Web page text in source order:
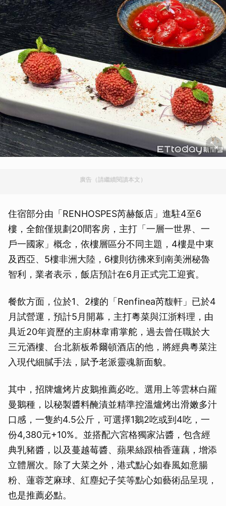
廣告（請繼續閱讀本文）
住宿部分由「RENHOSPES芮赫飯店」進駐4至6
樓，全館僅規劃20間客房，主打「一層一世界、一
戶一國家」概念，依樓層區分不同主題，4樓是中東
及西亞、5樓非洲大陸，6樓則彷彿來到南美洲秘魯
智利，業者表示，飯店預計在6月正式完工迎賓。
餐飲方面，位於1、2樓的「Renfinea芮馥軒」已於4
月試營運，預計5月開幕，主打粵菜與江浙料理，由
具近20年資歷的主廚林韋甫掌舵，過去曾任職於大
三元酒樓、台北新板希爾頓酒店的他，將經典粵菜注
入現代細膩手法，賦予老派靈魂新面貌。
其中，招牌爐烤片皮鵝推薦必吃。選用上等雲林白羅
曼鵝種，以秘製醬料醃漬並精準控溫爐烤出滑嫩多汁
口感，一隻約4.5公斤，可選擇1鵝2吃或到4吃，一
份4,380元+10%。並搭配六宮格獨家沾醬，包含經
典乳豬醬，以及蔓越莓醬、蘋果絲跟柚香蓮藕，增添
立體層次。除了大菜之外，港式點心如春風如意腸
粉、蓮蓉芝麻球、紅塵妃子笑等點心如藝術品呈現，
也是推薦必點。